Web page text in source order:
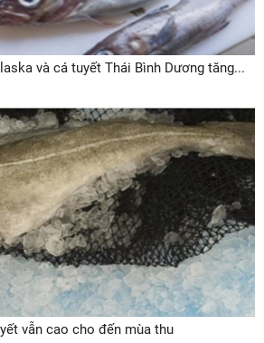
và cá tuyết Thái Bình Dương tăng...
vẫn cao cho đến mùa thu